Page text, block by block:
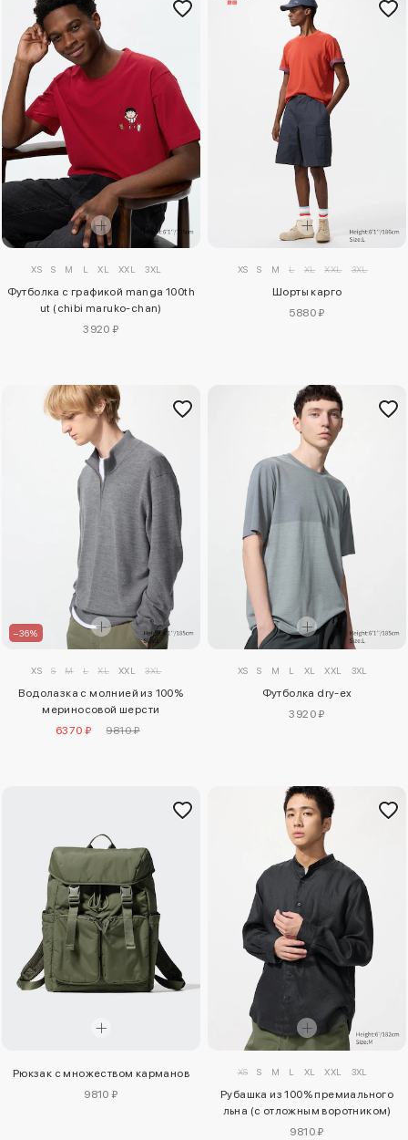
XS S M L XL XXL 3XL
Футболка с графикой manga 100th
ut (chibi maruko-chan)
3920 ₽
XS S M L XL XXL 3XL
Шорты карго
5880 ₽
–36%
XS S M L XL XXL 3XL
Водолазка с молнией из 100%
мериносовой шерсти
6370 ₽
9810 ₽
XS S M L XL XXL 3XL
Футболка dry-ex
3920 ₽
Рюкзак с множеством карманов
9810 ₽
XS S M L XL XXL 3XL
Рубашка из 100% премиального
льна (с отложным воротником)
9810 ₽